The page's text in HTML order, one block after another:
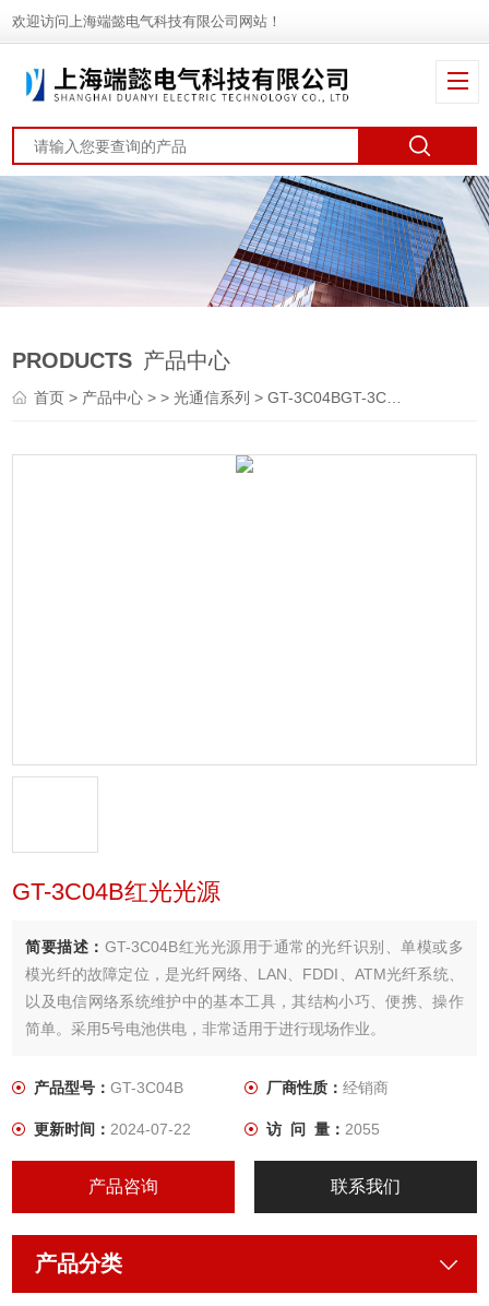
欢迎访问上海端懿电气科技有限公司网站！
PRODUCTS 产品中心
首页> 产品中心 > >光通信系列 > GT-3C04BGT-3C04B红光光源
GT-3C04B红光光源
简要描述： GT-3C04B红光光源用于通常的光纤识别、单模或多
模光纤的故障定位，是光纤网络、LAN、FDDI、ATM光纤系统、
以及电信网络系统维护中的基本工具，其结构小巧、便携、操作
简单。采用5号电池供电，非常适用于进行现场作业。
产品型号：GT-3C04B 厂商性质： 经销商
更新时间：2024-07-22 访 问 量： 2055
产品咨询 联系我们
产品分类